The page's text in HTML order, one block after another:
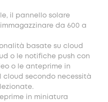
il pannello solare
da 600 a
basate su cloud
o le notifiche push con
o le anteprime in
secondo necessità
in miniatura